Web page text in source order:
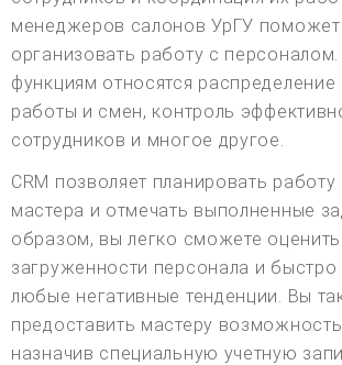
менеджеров салонов УрГУ
организовать работу с персоналом.
функциям относятся распределение
работы и смен, контроль
сотрудников и многое другое.
CRM позволяет планировать
мастера и отмечать выполненные
образом, вы легко сможете
загруженности персонала и быстро
любые негативные тенденции. Вы
предоставить мастеру
назначив специальную учетную